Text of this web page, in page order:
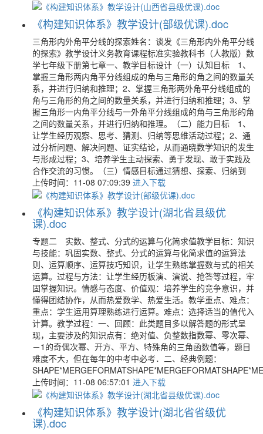
《构建知识体系》教学设计(部级优课).doc
三角形内外角平分线的探索姓名：谈发《三角形内外角平分线
的探索》教学设计义务教育课程标准实验教科书（人教版）数
学七年级下册第七章一、教学目标设计（一）认知目标 1、
掌握三角形两内角平分线组成的角与三角形的角之间的数量关
系，并进行归纳和推理；2、掌握三角形两外角平分线组成的
角与三角形的角之间的数量关系，并进行归纳和推理；3、掌
握三角形一内角平分线与一外角平分线组成的角与三角形的角
之间的数量关系，并进行归纳和推理。（二）能力目标 1、
让学生经历观察、思考、猜测、归纳等思维活动过程；2、通
过分析问题、解决问题、证实结论，从而通晓数学知识的发生
与形成过程；3、培养学生主动探索、勇于发现、敢于实践及
合作交流的习惯。（三）情感目标通过猜想、探索、归纳到
上传时间：11-08 07:09:39 进入下载
《构建知识体系》教学设计(湖北省县级优
课).doc
专题二 实数、整式、分式的运算与化简求值教学目标：知识
与技能：巩固实数、整式、分式的运算与化简求值的运算法
则、运算顺序、运算技巧知识，让学生熟练掌握数与式的相关
运算。过程与方法：让学生经历板演、演说、抢答等过程，牢
固掌握知识。情感与态度、价值观：培养学生的竞争意识，并
懂得团结协作，从而热爱数学、热爱生活。教学重点、难点：
重点：学生运用算理熟练进行运算。难点：选择适当的值代入
计算。教学过程：一、回顾：此类题目多以解答题的形式呈
现，主要涉及的知识点有：绝对值、负整数指数幂、零次幂、
－1的奇偶次幂、开方、平方、特殊角的三角函数值等，题目
难度不大，但在每年的中考中必考．二、经典例题：
上传时间：11-08 06:57:01 进入下载
《构建知识体系》教学设计(湖北省省级优
课).doc